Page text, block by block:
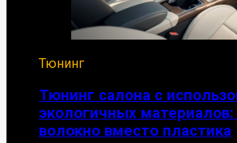
Тюнинг
Тюнинг салона с
экологичных
волокно вместо пластика